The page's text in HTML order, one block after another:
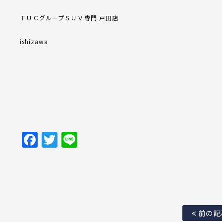
ＴＵＣグループＳＵＶ専門 戸田店
ishizawa
Facebook
Twitter
前の